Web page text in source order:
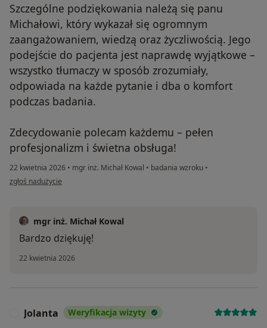
Szczególne podziękowania należą się panu
Michałowi, który wykazał się ogromnym
zaangażowaniem, wiedzą oraz życzliwością. Jego
podejście do pacjenta jest naprawdę wyjątkowe –
wszystko tłumaczy w sposób zrozumiały,
odpowiada na każde pytanie i dba o komfort
podczas badania.
Zdecydowanie polecam każdemu – pełen
profesjonalizm i świetna obsługa!
22 kwietnia 2026 • mgr inż. Michał Kowal • badania wzroku •
w opinii użytkownika Piotr
zgłoś nadużycie
mgr inż. Michał Kowal
Bardzo dziękuję!
22 kwietnia 2026
Jolanta Weryfikacja wizyty